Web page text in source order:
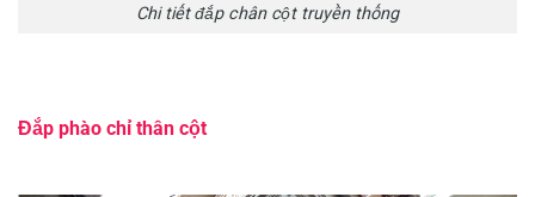
Chi tiết đắp chân cột truyền thống
Đắp phào chỉ thân cột